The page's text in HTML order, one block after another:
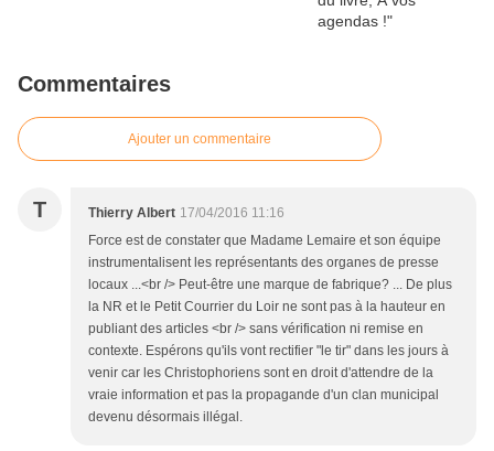
Commentaires
Ajouter un commentaire
T Thierry Albert 17/04/2016 11:16
Force est de constater que Madame Lemaire et son équipe
instrumentalisent les représentants des organes de presse
locaux ...<br /> Peut-être une marque de fabrique? ... De plus
la NR et le Petit Courrier du Loir ne sont pas à la hauteur en
publiant des articles <br /> sans vérification ni remise en
contexte. Espérons qu'ils vont rectifier "le tir" dans les jours à
venir car les Christophoriens sont en droit d'attendre de la
vraie information et pas la propagande d'un clan municipal
devenu désormais illégal.